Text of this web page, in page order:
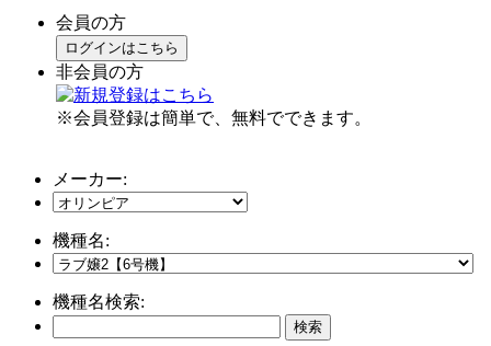
会員の方
ログインはこちら
非会員の方
※会員登録は簡単で、無料でできます。
メーカー:
機種名:
機種名検索: